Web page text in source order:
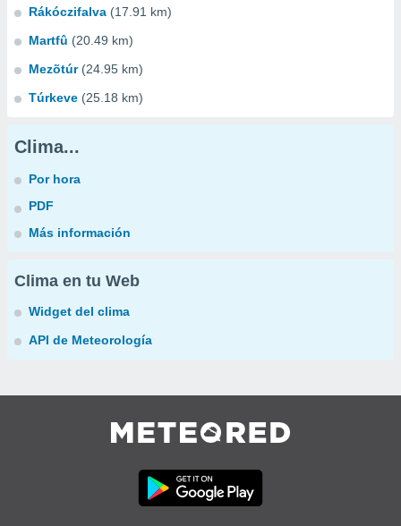
Rákóczifalva (17.91 km)
Martfû (20.49 km)
Mezõtúr (24.95 km)
Túrkeve (25.18 km)
Clima...
Por hora
PDF
Más información
Clima en tu Web
Widget del clima
API de Meteorología